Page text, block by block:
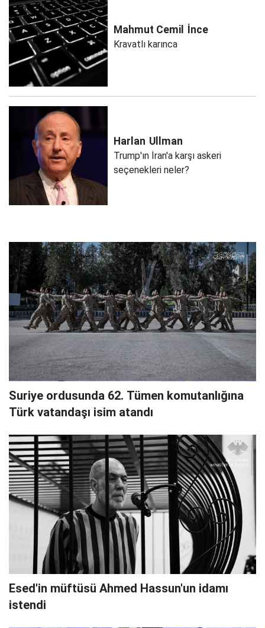
Mahmut Cemil İnce
Kravatlı karınca
Harlan Ullman
Trump'ın İran'a karşı askeri
seçenekleri neler?
Suriye ordusunda 62. Tümen komutanlığına
Türk vatandaşı isim atandı
Esed'in müftüsü Ahmed Hassun'un idamı
istendi